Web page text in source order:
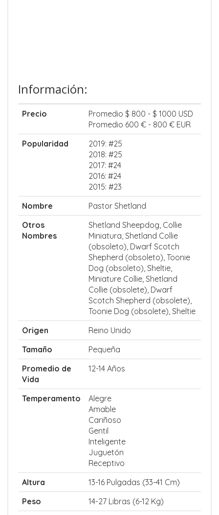
Información:
Precio
Promedio $ 800 - $ 1000 USD
Promedio 600 € - 800 € EUR
Popularidad
2019: #25
2018: #25
2017: #24
2016: #24
2015: #23
Nombre
Pastor Shetland
Otros
Nombres
Shetland Sheepdog, Collie
Miniatura, Shetland Collie
(obsoleto), Dwarf Scotch
Shepherd (obsoleto), Toonie
Dog (obsoleto), Sheltie,
Miniature Collie, Shetland
Collie (obsolete), Dwarf
Scotch Shepherd (obsolete),
Toonie Dog (obsolete), Sheltie
Origen
Reino Unido
Tamaño
Pequeña
Promedio de
Vida
12-14 Años
Temperamento
Alegre
Amable
Cariñoso
Gentil
Inteligente
Juguetón
Receptivo
Altura
13-16 Pulgadas (33-41 Cm)
Peso
14-27 Libras (6-12 Kg)